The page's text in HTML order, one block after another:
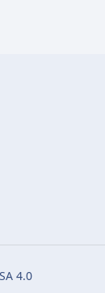
4.0